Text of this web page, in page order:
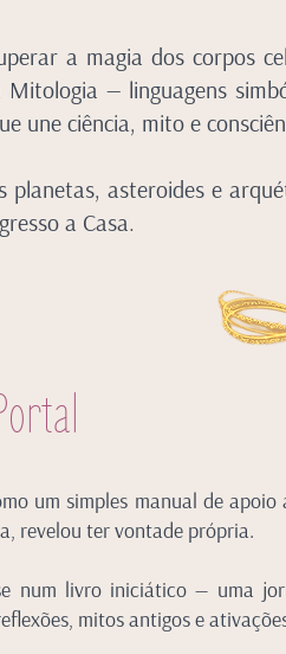
a magia dos corpos
— linguagens
une ciência, mito e
planetas, asteroides e
a Casa.
um simples manual de
revelou ter vontade própria.
num livro iniciático — uma
mitos antigos e